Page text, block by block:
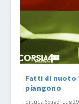
Fatti di nuoto
piangono
di Luca Soligo | Lug